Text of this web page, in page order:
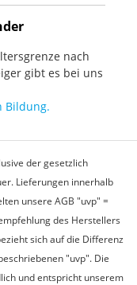
nach
gibt es bei uns
Bildung.
der gesetzlich
Lieferungen innerhalb
unsere AGB "uvp" =
des Herstellers
sich auf die Differenz
"uvp". Die
und entspricht unserem